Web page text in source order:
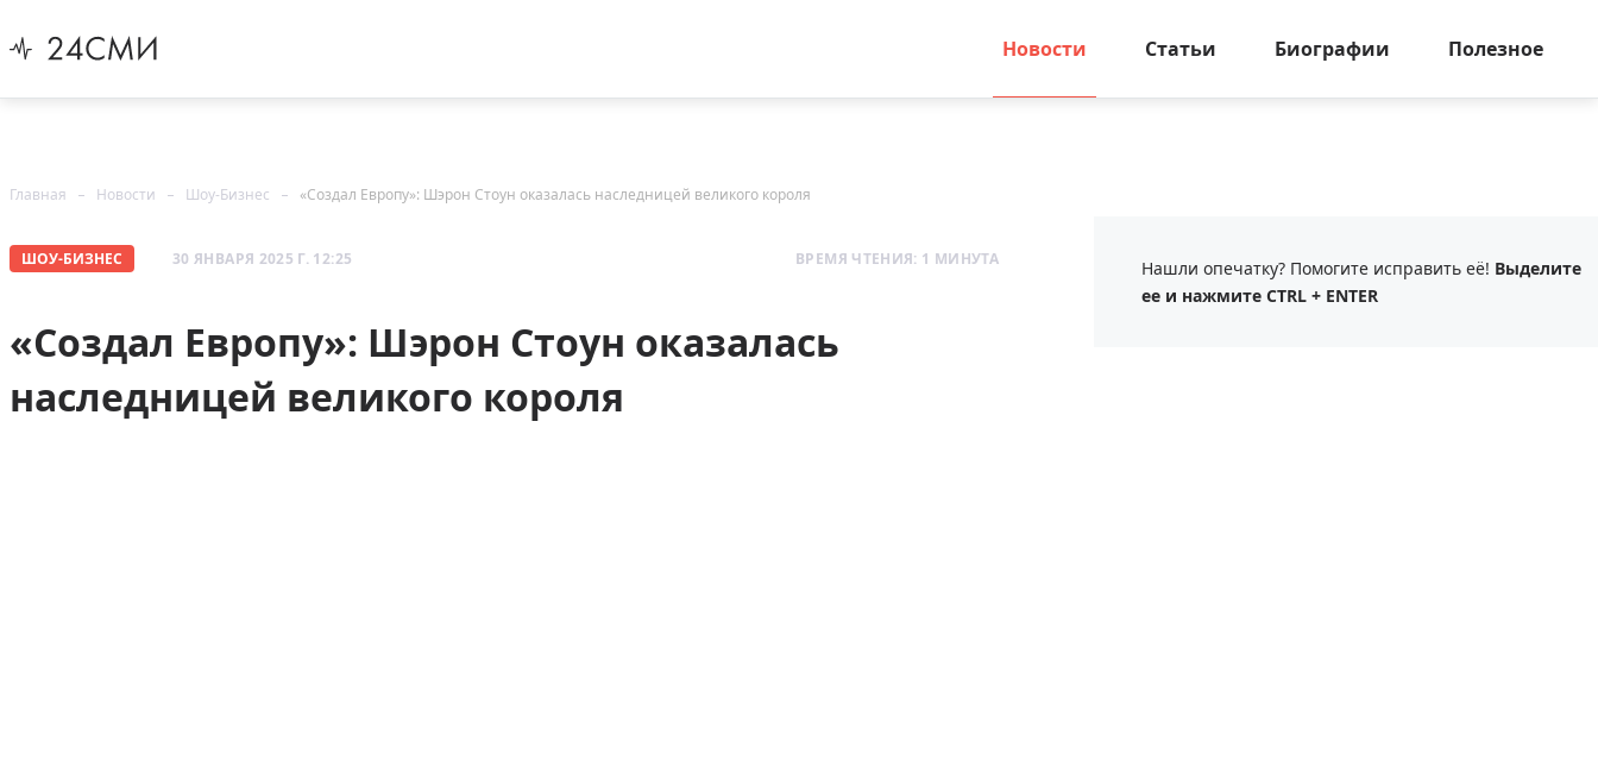
Новости Статьи Биографии Полезное
Главная Новости Шоу-Бизнес «Создал Европу»: Шэрон Стоун оказалась наследницей великого короля
ШОУ-БИЗНЕС 30 ЯНВАРЯ 2025 Г. 12:25 ВРЕМЯ ЧТЕНИЯ: 1 МИНУТА
«Создал Европу»: Шэрон Стоун оказалась
наследницей великого короля
Нашли опечатку? Помогите исправить её! Выделите
ее и нажмите CTRL + ENTER